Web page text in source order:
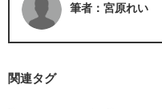
筆者：宮原れい
関連タグ